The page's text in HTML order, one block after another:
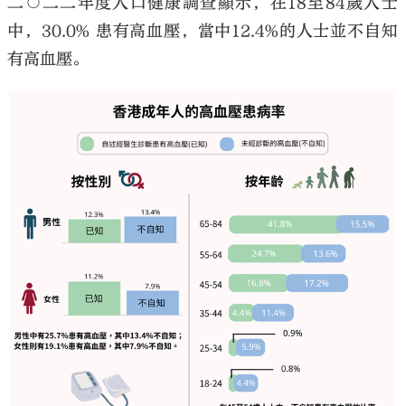
中，30.0% 患有高血壓，當中12.4%的人士並不自知
有高血壓。